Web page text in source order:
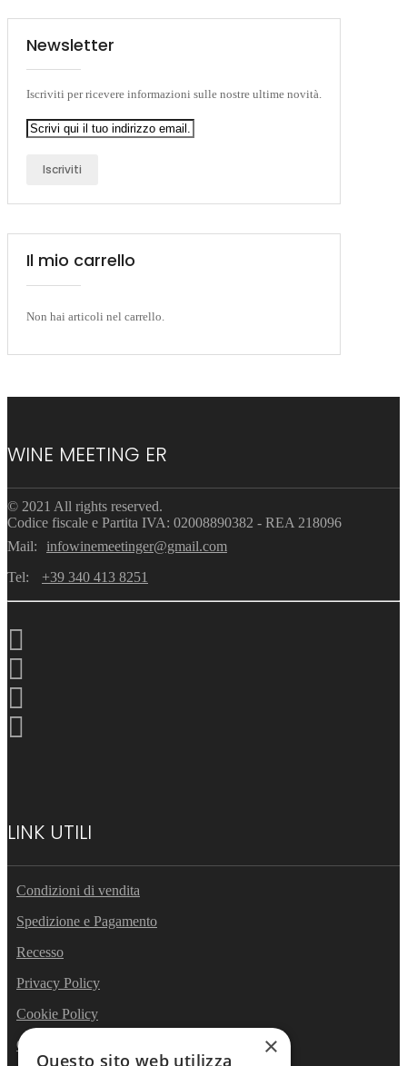
Newsletter
Iscriviti per ricevere informazioni sulle nostre ultime novità.
Iscriviti
Il mio carrello
Non hai articoli nel carrello.
WINE MEETING ER
© 2021 All rights reserved.
Codice fiscale e Partita IVA: 02008890382 - REA 218096
Mail:
infowinemeetinger@gmail.com
Tel:
+39 340 413 8251
LINK UTILI
Condizioni di vendita
Spedizione e Pagamento
Recesso
Privacy Policy
Cookie Policy
Contatti
×
Questo sito web utilizza